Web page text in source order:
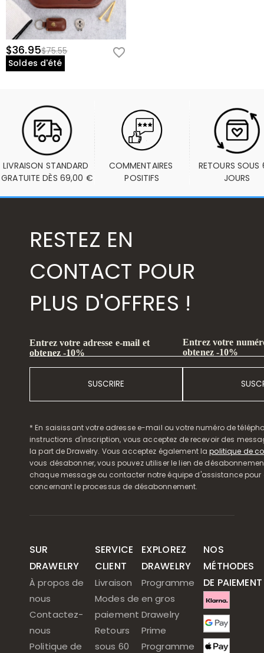
$36.95$75.55
Soldes d'été
LIVRAISON STANDARD
GRATUITE DÈS 69,00 €
COMMENTAIRES
POSITIFS
RETOURS SOUS
JOURS
RESTEZ EN
CONTACT POUR
PLUS D'OFFRES !
Entrez votre adresse e-mail et
obtenez -10%
SUSCRIRE
Entrez votre
obtenez -10%
* En saisissant votre adresse e-mail ou votre numéro de
instructions d'inscription, vous acceptez de recevoir des
la part de Drawelry. Vous acceptez également lapolitique de
vous désabonner, vous pouvez utiliser le lien de
chaque message ou contacter notre équipe d'assistance pour
concernant le processus de désabonnement.
SUR
DRAWELRY
À propos de
nous
Contactez-
nous
Politique de
SERVICE
CLIENT
Livraison
Modes de
paiement
Retours
sous 60
EXPLOREZ
DRAWELRY
Programme
en gros
Drawelry
Prime
Programme
NOS
MÉTHODES
DE PAIEMENT